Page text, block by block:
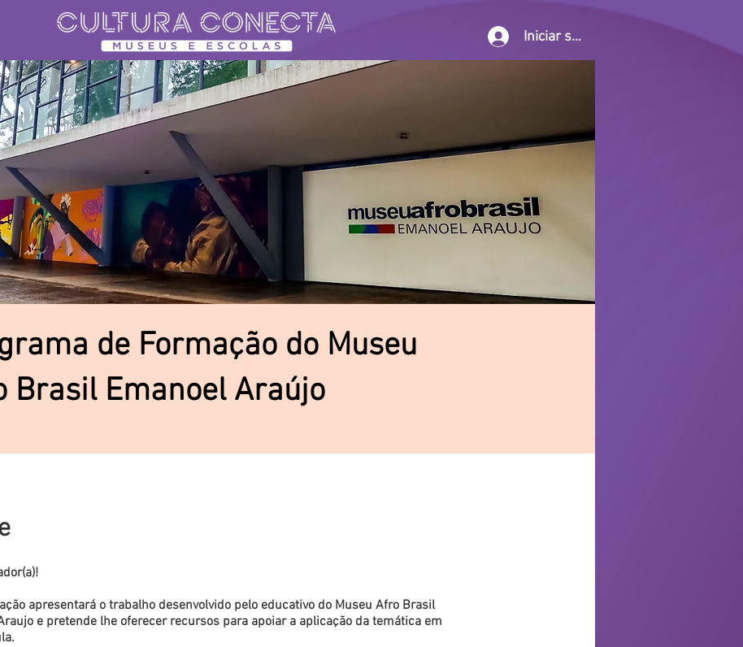
Iniciar sesión
de Formação do Museu
Brasil Emanoel Araújo
apresentará o trabalho desenvolvido pelo educativo do Museu Afro Brasil
e pretende lhe oferecer recursos para apoiar a aplicação da temática em